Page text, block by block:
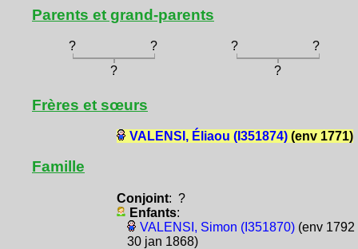
Parents et grand-parents
? ? ?
?
?
?
Frères et sœurs
VALENSI, Éliaou (I351874)(env 1771)
Famille
Conjoint: ?
Enfants:
VALENSI, Simon (I351870)(env 1792
30 jan 1868)